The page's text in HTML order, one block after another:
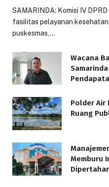
SAMARINDA: Komisi IV
fasilitas pelayanan
puskesmas,…
Wacana
Polder Air
Ruang
Memburu